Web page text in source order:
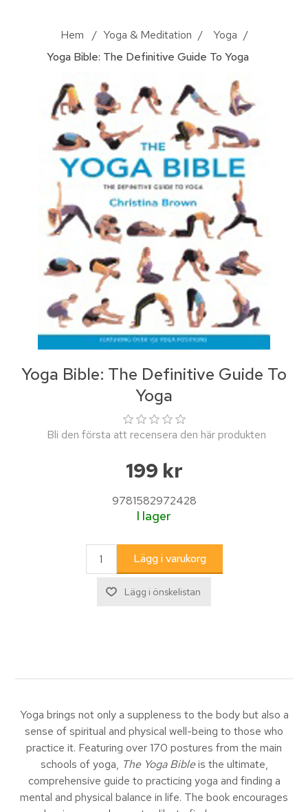
Hem / Yoga & Meditation / Yoga /
Yoga Bible: The Definitive Guide To Yoga
Yoga Bible: The Definitive Guide To
Yoga
Bli den första att recensera den här produkten
199 kr
9781582972428
I lager
Yoga brings not only a suppleness to the body but also a
sense of spiritual and physical well-being to those who
practice it. Featuring over 170 postures from the main
schools of yoga, The Yoga Bibleis the ultimate,
comprehensive guide to practicing yoga and finding a
mental and physical balance in life. The book encourages